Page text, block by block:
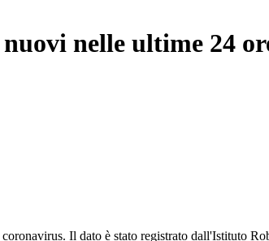
nelle ultime 24
Il dato è stato registrato dall'Istituto